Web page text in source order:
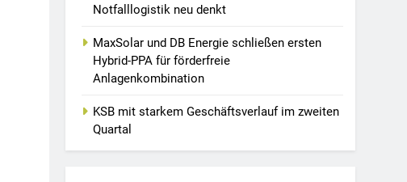
Notfalllogistik neu denkt
MaxSolar und DB Energie schließen ersten
Hybrid-PPA für förderfreie
Anlagenkombination
KSB mit starkem Geschäftsverlauf im zweiten
Quartal